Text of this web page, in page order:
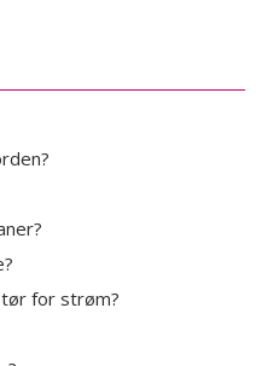
for strøm?